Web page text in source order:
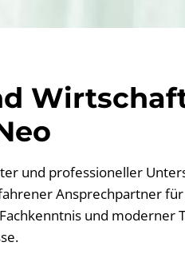
und professioneller
Ansprechpartner
und moderner